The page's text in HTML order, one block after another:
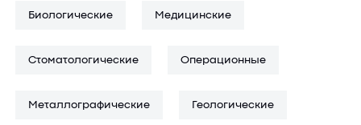
изображений и построения отчетов. Каждое устройство
конфигурации, типа оптики и дополнительных функций —
Биологические Медицинские
Стоматологические Операционные
Металлографические Геологические